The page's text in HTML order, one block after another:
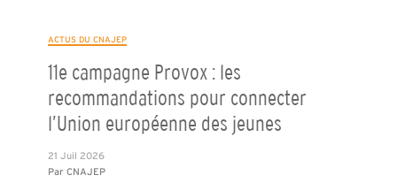
ACTUS DU CNAJEP
11e campagne Provox : les
recommandations pour connecter
l’Union européenne des jeunes
21 Juil 2026
Par CNAJEP